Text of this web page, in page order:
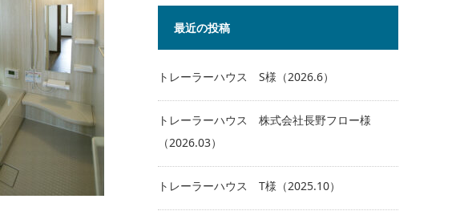
最近の投稿
トレーラーハウス S様（2026.6）
トレーラーハウス 株式会社長野フロー様
（2026.03）
トレーラーハウス T様（2025.10）